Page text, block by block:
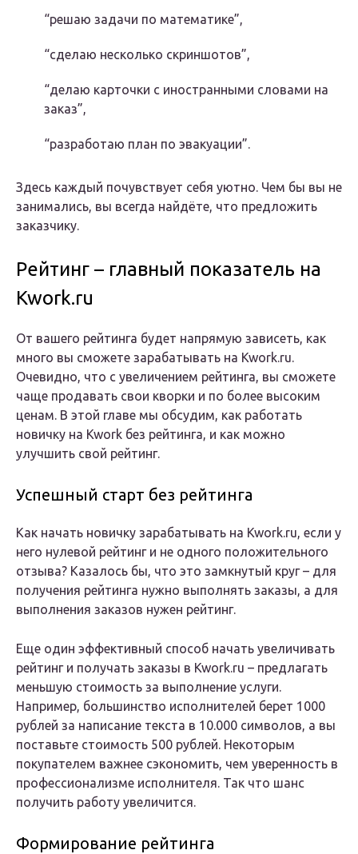
“решаю задачи по математике”,
“сделаю несколько скриншотов”,
“делаю карточки с иностранными словами на
заказ”,
“разработаю план по эвакуации”.
Здесь каждый почувствует себя уютно. Чем бы вы не
занимались, вы всегда найдёте, что предложить
заказчику.
Рейтинг – главный показатель на
Kwork.ru
От вашего рейтинга будет напрямую зависеть, как
много вы сможете зарабатывать на Kwork.ru.
Очевидно, что с увеличением рейтинга, вы сможете
чаще продавать свои кворки и по более высоким
ценам. В этой главе мы обсудим, как работать
новичку на Kwork без рейтинга, и как можно
улучшить свой рейтинг.
Успешный старт без рейтинга
Как начать новичку зарабатывать на Kwork.ru, если у
него нулевой рейтинг и не одного положительного
отзыва? Казалось бы, что это замкнутый круг – для
получения рейтинга нужно выполнять заказы, а для
выполнения заказов нужен рейтинг.
Еще один эффективный способ начать увеличивать
рейтинг и получать заказы в Kwork.ru – предлагать
меньшую стоимость за выполнение услуги.
Например, большинство исполнителей берет 1000
рублей за написание текста в 10.000 символов, а вы
поставьте стоимость 500 рублей. Некоторым
покупателем важнее сэкономить, чем уверенность в
профессионализме исполнителя. Так что шанс
получить работу увеличится.
Формирование рейтинга